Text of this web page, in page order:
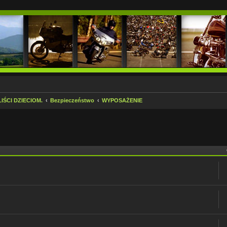
DZIECIOM. Bezpieczeństwo WYPOSAŻENIE